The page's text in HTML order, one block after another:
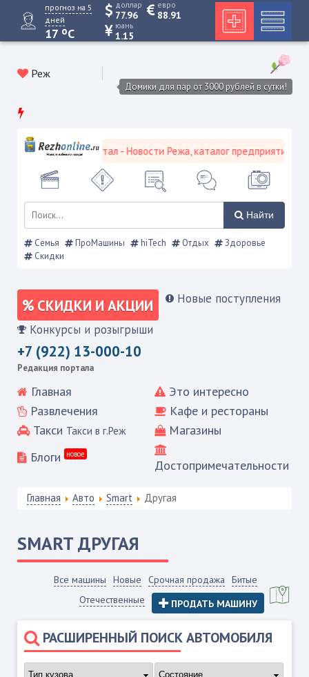
прогноз на 5
дней
17 oC
доллар
77.96
евро
88.91
юань
1.15
Реж
Домики для пар от 3000 рублей в сутки!
городской портал - Новости Режа, каталог предприятий,
Найти
Семья ПроМашины hiTech Отдых
Здоровье
Скидки
СКИДКИ И АКЦИИ Новые поступления
Конкурсы и розыгрыши
+7 (922) 13-000-10
Редакция портала
Главная
Это интересно
Развлечения
Кафе и рестораны
Такси Такси в г.Реж
Магазины
Блоги
новое
Достопримечательности
Главная Авто Smart Другая
SMART ДРУГАЯ
Все машины Новые Срочная продажа
Битые
Отечественные
ПРОДАТЬ МАШИНУ
РАСШИРЕННЫЙ ПОИСК АВТОМОБИЛЯ